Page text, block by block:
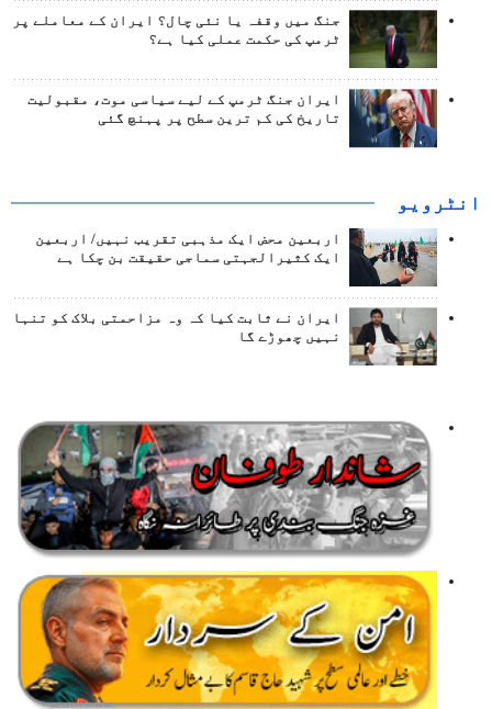
جنگ میں وقفہ یا نئی چال؟ ایران کے معاملے پر
ٹرمپ کی حکمت عملی کیا ہے؟
ایران جنگ ٹرمپ کے لیے سیاسی موت، مقبولیت
تاریخ کی کم ترین سطح پر پہنچ گئی
انٹرويو
اربعین محض ایک مذہبی تقریب نہیں/ اربعین
ایک کثیرالجہتی سماجی حقیقت بن چکا ہے
ایران نے ثابت کیا کہ وہ مزاحمتی بلاک کو تنہا
نہیں چھوڑے گا